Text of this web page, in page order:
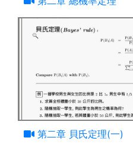
第二章 貝氏定理(一)